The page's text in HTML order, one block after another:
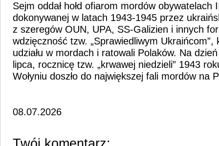
Sejm oddał hołd ofiarom mordów obywatelach
dokonywanej w latach 1943-1945 przez
z szeregów OUN, UPA, SS-Galizien i innych
wdzięczność tzw. „Sprawiedliwym Ukraińcom”,
udziału w mordach i ratowali Polaków. Na
lipca, rocznicę tzw. „krwawej niedzieli” 1943
Wołyniu doszło do największej fali mordów na
08.07.2026